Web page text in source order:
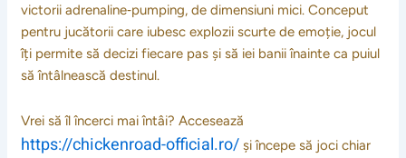
victorii adrenaline‑pumping, de dimensiuni mici. Conceput
pentru jucătorii care iubesc explozii scurte de emoție, jocul
îți permite să decizi fiecare pas și să iei banii înainte ca puiul
să întâlnească destinul.
Vrei să îl încerci mai întâi? Accesează
https://chickenroad-official.ro/ și începe să joci chiar